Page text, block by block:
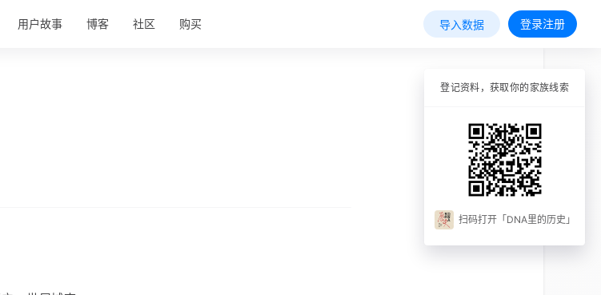
用户故事 博客 社区 购买 导入数据 登录注册
登记资料，获取你的家族线索
扫码打开「DNA里的历史」